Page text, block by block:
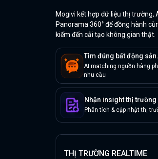
Mogivi kết hợp dữ liệu thị trường,
Panorama 360° để đồng hành
kiếm đến cải tạo không gian thật.
Tìm đúng bất động sản.
AI matching nguồn hàng
nhu cầu
Nhận insight thị trường
Phân tích & cập nhật thị
THỊ TRƯỜNG REALTIME